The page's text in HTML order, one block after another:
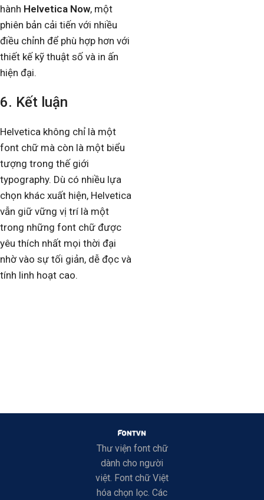
hành Helvetica Now, một
phiên bản cải tiến với nhiều
điều chỉnh để phù hợp hơn với
thiết kế kỹ thuật số và in ấn
hiện đại.
6. Kết luận
Helvetica không chỉ là một
font chữ mà còn là một biểu
tượng trong thế giới
typography. Dù có nhiều lựa
chọn khác xuất hiện, Helvetica
vẫn giữ vững vị trí là một
trong những font chữ được
yêu thích nhất mọi thời đại
nhờ vào sự tối giản, dễ đọc và
tính linh hoạt cao.
Thư viện font chữ
dành cho người
việt. Font chữ Việt
hóa chọn lọc. Các